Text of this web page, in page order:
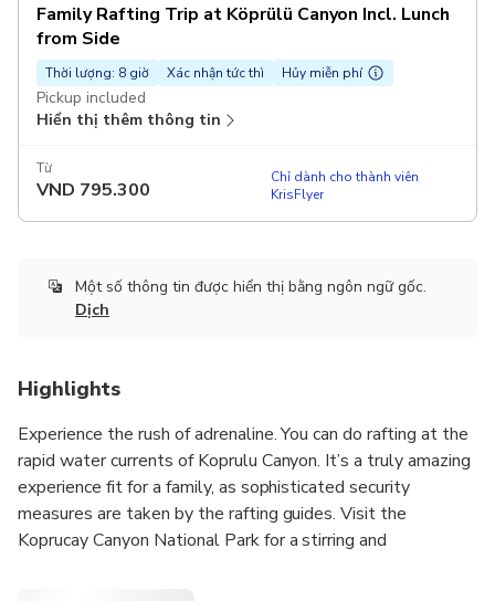
Family Rafting Trip at Köprülü Canyon Incl. Lunch
from Side
Thời lượng: 8 giờ Xác nhận tức thì Hủy miễn phí
Pickup included
Hiển thị thêm thông tin
Từ
VND 795.300
Chỉ dành cho thành viên
KrisFlyer
Một số thông tin được hiển thị bằng ngôn ngữ gốc.
Dịch
Highlights
Experience the rush of adrenaline. You can do rafting at the
rapid water currents of Koprulu Canyon. It’s a truly amazing
experience fit for a family, as sophisticated security
measures are taken by the rafting guides. Visit the
Koprucay Canyon National Park for a stirring and